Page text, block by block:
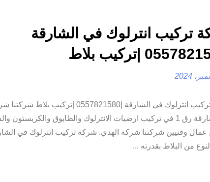
تركيب انترلوك في الشارقة
شركة تركيب انترلوك في الشارقة |0557821580
في الشارقة رق 1 في تركيب ارضيات الانترلوك والطابوق والكربستون
وفنيين شركتنا شركة الهدي. شركة تركيب انترلوك في
من البلاط بقدرته ...